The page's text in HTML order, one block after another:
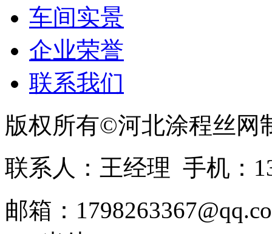
车间实景
企业荣誉
联系我们
版权所有©河北涂程丝网
联系人：王经理 手机：
邮箱：